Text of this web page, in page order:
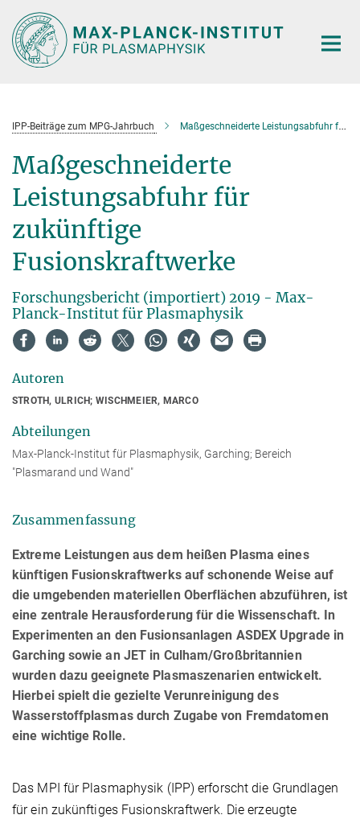
Hauptinhalt
IPP-Beiträge zum MPG-Jahrbuch Maßgeschneiderte Leistungsabfuhr für zukünftige Fusionskraftwerke
Maßgeschneiderte
Leistungsabfuhr für
zukünftige
Fusionskraftwerke
Forschungsbericht (importiert) 2019 - Max-
Planck-Institut für Plasmaphysik
Autoren
STROTH, ULRICH; WISCHMEIER, MARCO
Abteilungen
Max-Planck-Institut für Plasmaphysik, Garching; Bereich
"Plasmarand und Wand"
Zusammenfassung
Extreme Leistungen aus dem heißen Plasma eines
künftigen Fusionskraftwerks auf schonende Weise auf
die umgebenden materiellen Oberflächen abzuführen, ist
eine zentrale Herausforderung für die Wissenschaft. In
Experimenten an den Fusionsanlagen ASDEX Upgrade in
Garching sowie an JET in Culham/Großbritannien
wurden dazu geeignete Plasma­szenarien entwickelt.
Hierbei spielt die gezielte Verunreinigung des
Wasserstoff­plasmas durch Zugabe von Fremdatomen
eine wichtige Rolle.
Das MPI für Plasmaphysik (IPP) erforscht die Grundlagen
für ein zukünftiges Fusionskraftwerk. Die erzeugte